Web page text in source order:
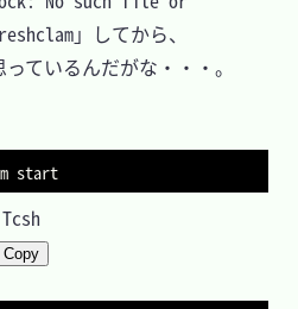
」してから、
ているんだがな・・・。
start
Tcsh
Copy